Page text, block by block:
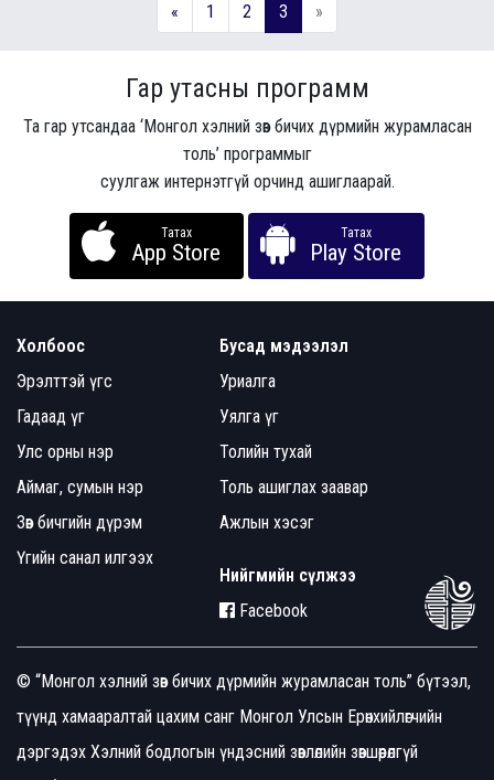
« 1 2 3 »
Гар утасны программ
Та гар утсандаа ‘Монгол хэлний зөв бичих дүрмийн журамласан
толь’ программыг
суулгаж интернэтгүй орчинд ашиглаарай.
Татах
App Store
Татах
Play Store
Холбоос
Эрэлттэй үгс
Гадаад үг
Улс орны нэр
Аймаг, сумын нэр
Зөв бичгийн дүрэм
Үгийн санал илгээх
Бусад мэдээлэл
Уриалга
Уялга үг
Толийн тухай
Толь ашиглах заавар
Ажлын хэсэг
Нийгмийн сүлжээ
Facebook
© “Монгол хэлний зөв бичих дүрмийн журамласан толь” бүтээл,
түүнд хамааралтай цахим санг Монгол Улсын Ерөнхийлөгчийн
дэргэдэх Хэлний бодлогын үндэсний зөвлөлийн зөвшөөрөлгүй